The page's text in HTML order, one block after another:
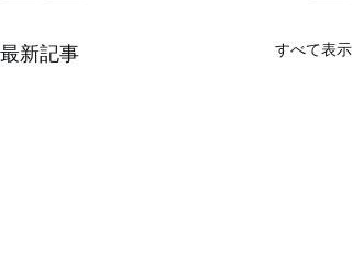
最新記事 すべて表示